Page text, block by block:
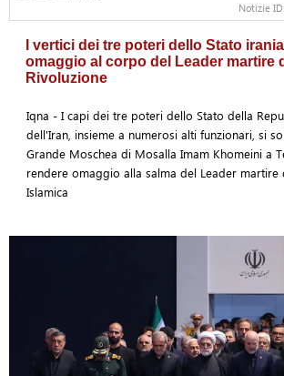
Notizie ID:
I vertici dei tre poteri dello Stato
omaggio al corpo del Leader martire
Rivoluzione
Iqna - I capi dei tre poteri dello Stato della
dell'Iran, insieme a numerosi alti funzionari, si
Grande Moschea di Mosalla Imam Khomeini a
rendere omaggio alla salma del Leader martire
Islamica